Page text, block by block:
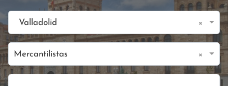
Valladolid ×
Mercantilistas ×